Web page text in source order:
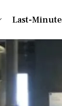
Last-Minute